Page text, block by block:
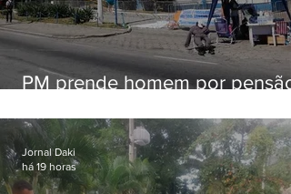
PM prende homem por pensão
Jornal Daki
há 19 horas